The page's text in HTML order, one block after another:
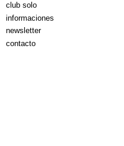
club solo
informaciones
newsletter
contacto